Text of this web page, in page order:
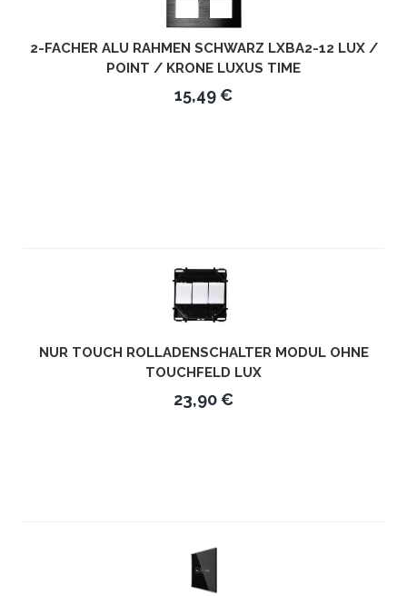
2-FACHER ALU RAHMEN SCHWARZ LXBA2-12 LUX /
POINT / KRONE LUXUS TIME
15,49 €
NUR TOUCH ROLLADENSCHALTER MODUL OHNE
TOUCHFELD LUX
23,90 €